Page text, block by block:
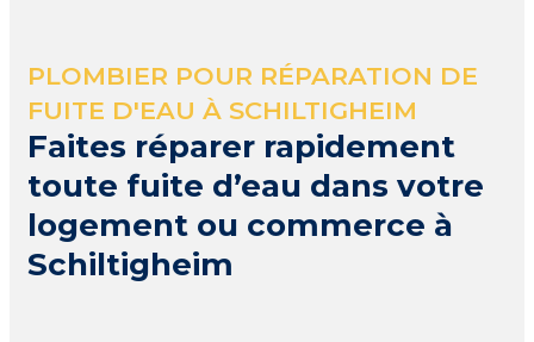
PLOMBIER POUR RÉPARATION DE
FUITE D'EAU À SCHILTIGHEIM
Faites réparer rapidement
toute fuite d’eau dans votre
logement ou commerce à
Schiltigheim